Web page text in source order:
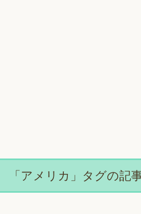
「アメリカ」タグの記